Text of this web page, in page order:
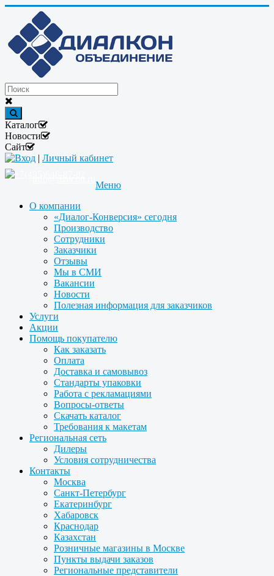
Каталог
Новости
Сайт
Вход | Личный кабинет
Меню
О компании
«Диалог-Конверсия» сегодня
Производство
Сотрудники
Заказчики
Отзывы
Мы в СМИ
Вакансии
Новости
Полезная информация для заказчиков
Услуги
Акции
Помощь покупателю
Как заказать
Оплата
Доставка и самовывоз
Стандарты упаковки
Работа с рекламациями
Вопросы-ответы
Скачать каталог
Требования к макетам
Региональная сеть
Дилеры
Условия сотрудничества
Контакты
Москва
Санкт-Петербург
Екатеринбург
Хабаровск
Краснодар
Казахстан
Розничные магазины в Москве
Пункты выдачи заказов
Региональные представители